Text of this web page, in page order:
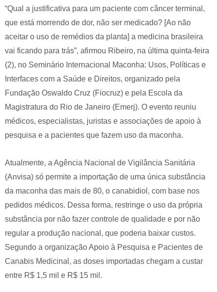
“Qual a justificativa para um paciente com câncer terminal,
que está morrendo de dor, não ser medicado? [Ao não
aceitar o uso de remédios da planta] a medicina brasileira
vai ficando para trás”, afirmou Ribeiro, na última quinta-feira
(2), no Seminário Internacional Maconha: Usos, Políticas e
Interfaces com a Saúde e Direitos, organizado pela
Fundação Oswaldo Cruz (Fiocruz) e pela Escola da
Magistratura do Rio de Janeiro (Emerj). O evento reuniu
médicos, especialistas, juristas e associações de apoio à
pesquisa e a pacientes que fazem uso da maconha.
Atualmente, a Agência Nacional de Vigilância Sanitária
(Anvisa) só permite a importação de uma única substância
da maconha das mais de 80, o canabidiol, com base nos
pedidos médicos. Dessa forma, restringe o uso da própria
substância por não fazer controle de qualidade e por não
regular a produção nacional, que poderia baixar custos.
Segundo a organização Apoio à Pesquisa e Pacientes de
Canabis Medicinal, as doses importadas chegam a custar
entre R$ 1,5 mil e R$ 15 mil.